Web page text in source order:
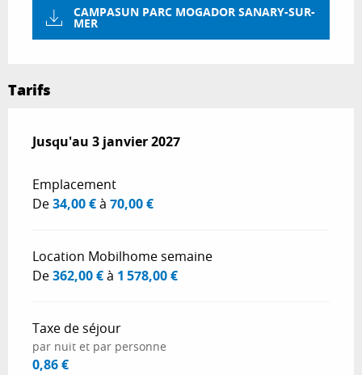
CAMPASUN PARC MOGADOR SANARY-SUR-
MER
Tarifs
Du28 février 2026au3 janvier 2027
Jusqu'au 3 janvier 2027
Emplacement
De34,00 €à 70,00 €
Location Mobilhome semaine
De362,00 €à 1 578,00 €
Taxe de séjour
par nuit et par personne
0,86 €